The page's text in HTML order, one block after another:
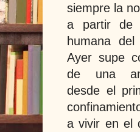
siempre la
a partir de
humana
Ayer supe
de una
desde el
a vivir en el